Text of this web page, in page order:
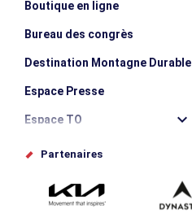
Boutique en ligne
Bureau des congrès
Destination Montagne Durable
Espace Presse
Espace TO
Offices de tourisme
Proposez votre évènement
Partenaires